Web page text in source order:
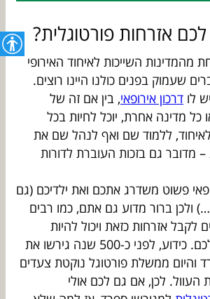
אזרחות פורטוגלית?
מהמדינות השייכות לאיחוד האירופי
שעמוק בפנים כולנו היינו רוצים.
לו דרכון אירופאי, בין אם זה של
כל מדינה אחרת, יוכל לחיות בכל
לאיחוד, ללמוד שם ואף לנהל שם את
– מדובר גם בזכות העוברת לדורות
פשוט משדרג אתכם ואת ילדיכם (גם
ולכן ברור מדוע גם אתם, כמו רבים
לקבל אזרחות כזאת ויכול להיות
שבהחלט מגיעה לכם. כידוע, לפני כ-500 שנה גירשו את
והיום ממשלת פורטוגל נוקטת צעדים
לכן, אם גם לכם אולי